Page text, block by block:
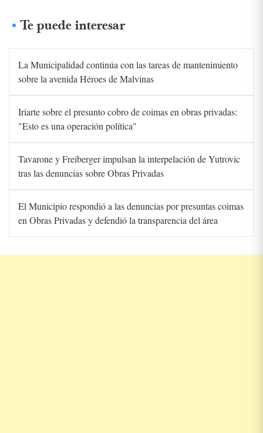
Te puede interesar
La Municipalidad continúa con las tareas de mantenimiento
sobre la avenida Héroes de Malvinas
Iriarte sobre el presunto cobro de coimas en obras privadas:
"Esto es una operación política"
Tavarone y Freiberger impulsan la interpelación de Yutrovic
tras las denuncias sobre Obras Privadas
El Municipio respondió a las denuncias por presuntas coimas
en Obras Privadas y defendió la transparencia del área